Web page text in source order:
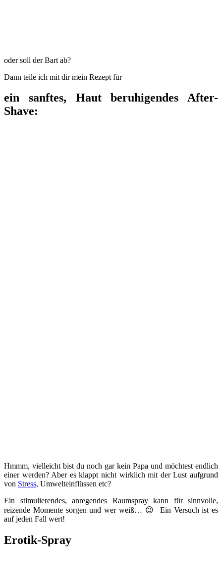
oder soll der Bart ab?
Dann teile ich mit dir mein Rezept für
ein sanftes, Haut beruhigendes After-
Shave:
Hmmm, vielleicht bist du noch gar kein Papa und möchtest endlich
einer werden? Aber es klappt nicht wirklich mit der Lust aufgrund
von Stress, Umwelteinflüssen etc?
Ein stimulierendes, anregendes Raumspray kann für sinnvolle,
reizende Momente sorgen und wer weiß… 😉 Ein Versuch ist es
auf jeden Fall wert!
Erotik-Spray